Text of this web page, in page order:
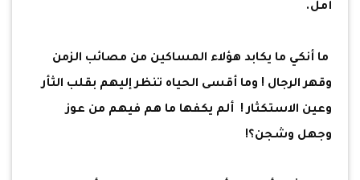
أمل.
ما أنكي ما يكابد هؤلاء المساكين من مصائب الزمن
وقهر الرجال ! وما أقسى الحياه تنظر إليهم بقلب الثأر
وعين الاستكثار ! ألم يكفها ما هم فيهم من عوز
وجهل وشجن؟!